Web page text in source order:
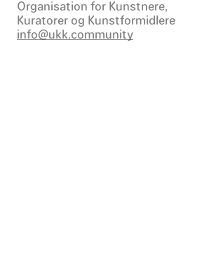
Organisation for Kunstnere,
Kuratorer og Kunstformidlere
info@ukk.community